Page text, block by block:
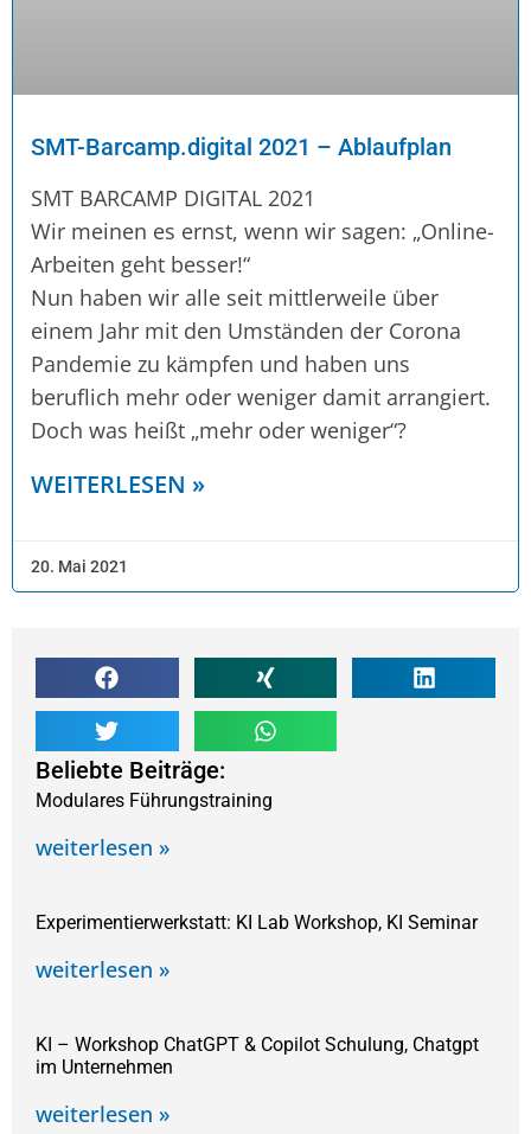
SMT-Barcamp.digital 2021 – Ablaufplan
SMT BARCAMP DIGITAL 2021
Wir meinen es ernst, wenn wir sagen: „Online-
Arbeiten geht besser!“
Nun haben wir alle seit mittlerweile über
einem Jahr mit den Umständen der Corona
Pandemie zu kämpfen und haben uns
beruflich mehr oder weniger damit arrangiert.
Doch was heißt „mehr oder weniger“?
WEITERLESEN »
20. Mai 2021
Beliebte Beiträge:
Modulares Führungstraining
weiterlesen »
Experimentierwerkstatt: KI Lab Workshop, KI Seminar
weiterlesen »
KI – Workshop ChatGPT & Copilot Schulung, Chatgpt
im Unternehmen
weiterlesen »